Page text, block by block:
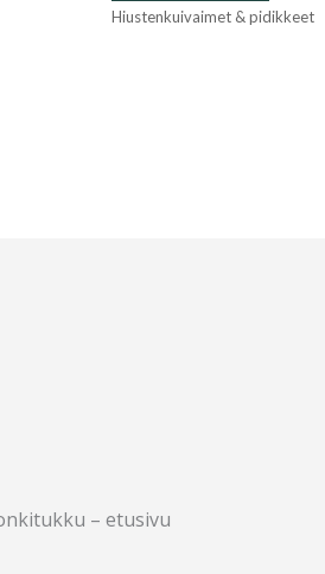
Hiustenkuivaimet & pidikkeet